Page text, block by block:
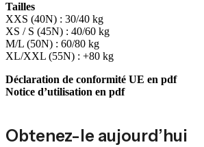
Tailles
XXS (40N) : 30/40 kg
XS / S (45N) : 40/60 kg
M/L (50N) : 60/80 kg
XL/XXL (55N) : +80 kg
Déclaration de conformité UE en pdf
Notice d’utilisation en pdf
Obtenez-le aujourd’hui